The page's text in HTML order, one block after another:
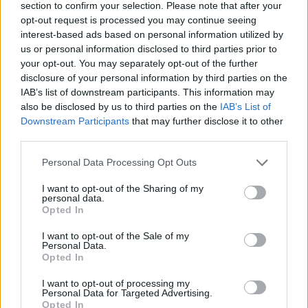
section to confirm your selection. Please note that after your
opt-out request is processed you may continue seeing
interest-based ads based on personal information utilized by
us or personal information disclosed to third parties prior to
your opt-out. You may separately opt-out of the further
disclosure of your personal information by third parties on the
IAB’s list of downstream participants. This information may
also be disclosed by us to third parties on the IAB’s List of
Downstream Participants that may further disclose it to other
Personal Data Processing Opt Outs
I want to opt-out of the Sharing of my
personal data.
Opted In
I want to opt-out of the Sale of my
Personal Data.
Opted In
I want to opt-out of processing my
Personal Data for Targeted Advertising.
Opted In
Senaste inlägget avJeppegaming fredag 00:53i Motorteknik
(Avancerad)
Passat -13 2.0tdi DSG Växellåda bråkar 10 svar
Senaste inlägget avThe-GOAT torsdag 20:54iGenerell
felsökning
Senaste projektinläggen
Vw 1956 oval prosjekt 12 svar
Senaste inlägget avjarleb för 14 timmar sedaniProjekt
Puttelitens projekt Audi S2 Avant. Back
to basic. + garagefix.
Senaste inlägget av Projekt
med JDM inspiration.
Senaste inlägget av
Manta b som ska räddas (kaross eller
delar sökes)